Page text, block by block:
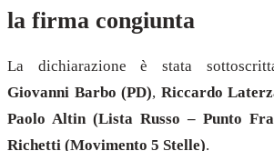
la firma congiunta
La dichiarazione è stata
Giovanni Barbo (PD), Riccardo
Paolo Altin (Lista Russo – Punto
Richetti (Movimento 5 Stelle).